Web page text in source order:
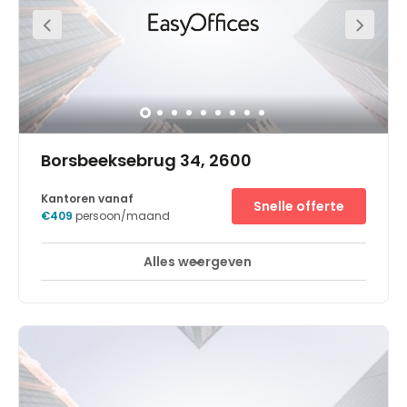
a short walk away and has many shops to offer.
Borsbeeksebrug 34, 2600
Break-Out Ruimtes Stadscentrum
gemeenschappelijke ruimtes. Deze kantoren bevinden
zich pal op de ring rond Antwerpen en zijn gunstig
Voor wie het openbaar vervoer neemt, ligt het treinstation
Antwerpen-Berchem op een boogscheut van de site,
Kantoren vanaf
€409 persoon/maand
Snelle offerte
Alles weergeven